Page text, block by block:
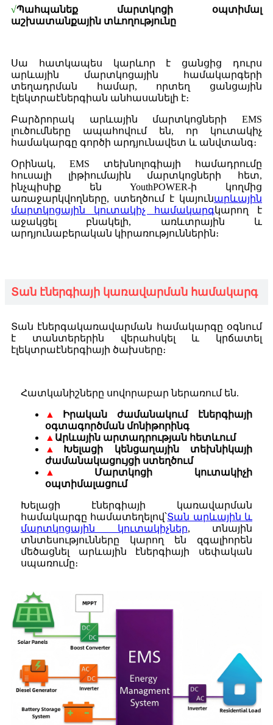
√Պահպանեք մարտկոցի օպտիմալ
աշխատանքային տևողությունը
Սա հատկապես կարևոր է ցանցից դուրս
արևային մարտկոցային համակարգերի
տեղադրման համար, որտեղ ցանցային
էլեկտրաէներգիան անհասանելի է։
Բարձրորակ արևային մարտկոցների EMS
լուծումները ապահովում են, որ կուտակիչ
համակարգը գործի արդյունավետ և անվտանգ։
Օրինակ, EMS տեխնոլոգիայի համադրումը
հուսալի լիթիումային մարտկոցների հետ,
ինչպիսիք են YouthPOWER-ի կողմից
առաջարկվողները, ստեղծում է կայունարևային
մարտկոցային կուտակիչ համակարգկարող է
աջակցել բնակելի, առևտրային և
արդյունաբերական կիրառություններին։
Տան էներգիայի կառավարման համակարգ
Տան էներգակառավարման համակարգը օգնում
է տանտերերին վերահսկել և կրճատել
էլեկտրաէներգիայի ծախսերը։
Հատկանիշները սովորաբար ներառում են.
▲
Իրական ժամանակում էներգիայի
օգտագործման մոնիթորինգ
▲ Արևային արտադրության հետևում
▲
Խելացի կենցաղային տեխնիկայի
ժամանակացույցի ստեղծում
▲ Մարտկոցի կուտակիչի
օպտիմալացում
Խելացի էներգիայի կառավարման
համակարգը համատեղելով՝Տան արևային և
մարտկոցային կուտակիչներ, տնային
տնտեսությունները կարող են զգալիորեն
մեծացնել արևային էներգիայի սեփական
սպառումը։